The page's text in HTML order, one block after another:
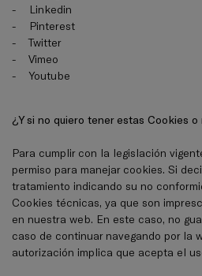
-
Linkedin
-
Pinterest
-Twitter
- Vimeo
- Youtube
¿Y si no quiero tener estas Cookies
Para cumplir con la legislación
permiso para manejar cookies. Si
tratamiento indicando su no
Cookies técnicas, ya que son
en nuestra web. En este caso, no
caso de continuar navegando por la
autorización implica que acepta el